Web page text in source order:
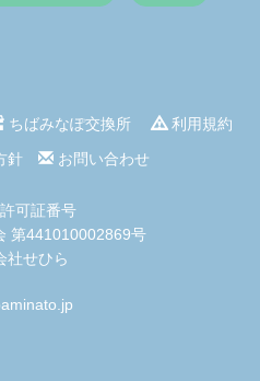
ちばみなぽ交換所
利用規約
針
お問い合わせ
可証番号
第441010002869号
社せひら